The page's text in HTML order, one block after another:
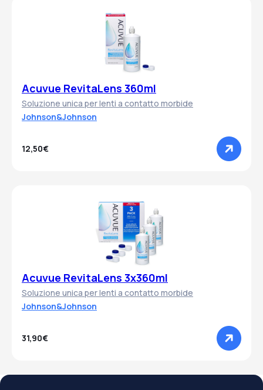
Acuvue RevitaLens 360ml
Soluzione unica per lenti a contatto morbide
Johnson&Johnson
12,50€
Acuvue RevitaLens 3x360ml
Soluzione unica per lenti a contatto morbide
Johnson&Johnson
31,90€